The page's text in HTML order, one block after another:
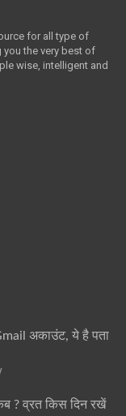
for all type of
you the very best of
wise, intelligent and
अकाउंट, ये है पता
? व्रत किस दिन रखें